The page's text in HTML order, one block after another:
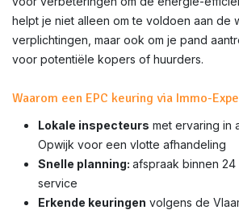
helpt je niet alleen om te voldoen aan de
verplichtingen, maar ook om je pand
voor potentiële kopers of huurders.
Waarom een EPC keuring via Immo-
Lokale inspecteurs met ervaring in
Opwijk voor een vlotte afhandeling
Snelle planning: afspraak binnen
service
Erkende keuringen volgens de